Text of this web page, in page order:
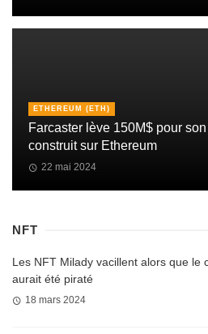
ETHEREUM (ETH)
Farcaster lève 150M$ pour
construit sur Ethereum
22 mai 2024
NFT
Les NFT Milady vacillent alors que le
aurait été piraté
18 mars 2024